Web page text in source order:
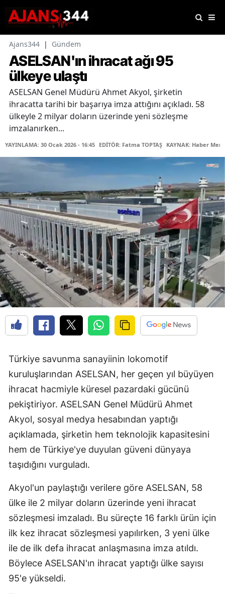
Ajans344 | Gündem
ASELSAN'ın ihracat ağı 95
ülkeye ulaştı
ASELSAN Genel Müdürü Ahmet Akyol, şirketin
ihracatta tarihi bir başarıya imza attığını açıkladı. 58
ülkeyle 2 milyar doların üzerinde yeni sözleşme
imzalanırken...
YAYINLAMA: 30 Ocak 2026 - 16:45 EDİTÖR: Fatma TOPTAŞ KAYNAK: Haber
Türkiye savunma sanayiinin lokomotif
kuruluşlarından ASELSAN, her geçen yıl büyüyen
ihracat hacmiyle küresel pazardaki gücünü
pekiştiriyor. ASELSAN Genel Müdürü Ahmet
Akyol, sosyal medya hesabından yaptığı
açıklamada, şirketin hem teknolojik kapasitesini
hem de Türkiye'ye duyulan güveni dünyaya
taşıdığını vurguladı.
Akyol'un paylaştığı verilere göre ASELSAN, 58
ülke ile 2 milyar doların üzerinde yeni ihracat
sözleşmesi imzaladı. Bu süreçte 16 farklı ürün için
ilk kez ihracat sözleşmesi yapılırken, 3 yeni ülke
ile de ilk defa ihracat anlaşmasına imza atıldı.
Böylece ASELSAN'ın ihracat yaptığı ülke sayısı
95'e yükseldi.